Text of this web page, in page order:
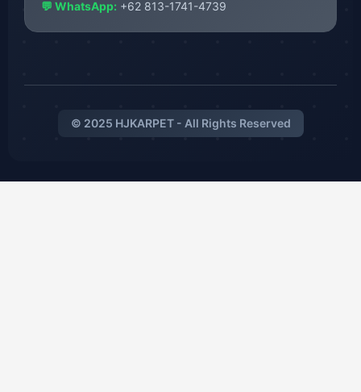
💬 WhatsApp: +62 813-1741-4739
© 2025 HJKARPET - All Rights Reserved